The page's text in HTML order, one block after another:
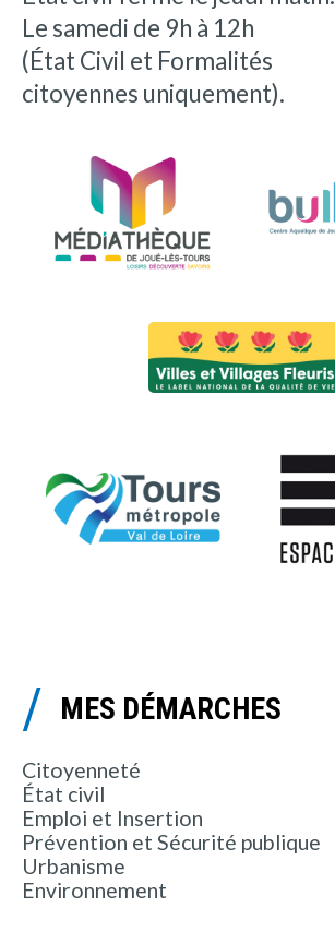
Le samedi de 9h à 12h
(État Civil et Formalités
citoyennes uniquement).
MES DÉMARCHES
Citoyenneté
État civil
Emploi et Insertion
Prévention et Sécurité publique
Urbanisme
Environnement